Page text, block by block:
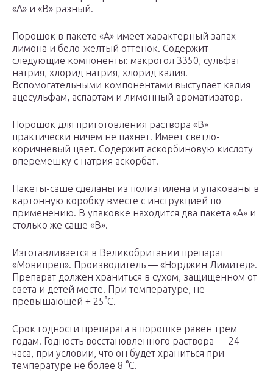
«А» и «В» разный.
Порошок в пакете «А» имеет характерный запах
лимона и бело-желтый оттенок. Содержит
следующие компоненты: макрогол 3350, сульфат
натрия, хлорид натрия, хлорид калия.
Вспомогательными компонентами выступает калия
ацесульфам, аспартам и лимонный ароматизатор.
Порошок для приготовления раствора «В»
практически ничем не пахнет. Имеет светло-
коричневый цвет. Содержит аскорбиновую кислоту
вперемешку с натрия аскорбат.
Пакеты-саше сделаны из полиэтилена и упакованы в
картонную коробку вместе с инструкцией по
применению. В упаковке находится два пакета «А» и
столько же саше «В».
Изготавливается в Великобритании препарат
«Мовипреп». Производитель — «Норджин Лимитед».
Препарат должен храниться в сухом, защищенном от
света и детей месте. При температуре, не
превышающей + 25°С.
Срок годности препарата в порошке равен трем
годам. Годность восстановленного раствора — 24
часа, при условии, что он будет храниться при
температуре не более 8 °С.